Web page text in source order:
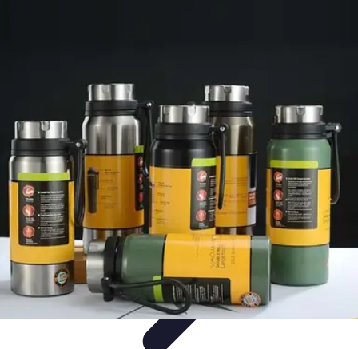
Viaja con Encanto